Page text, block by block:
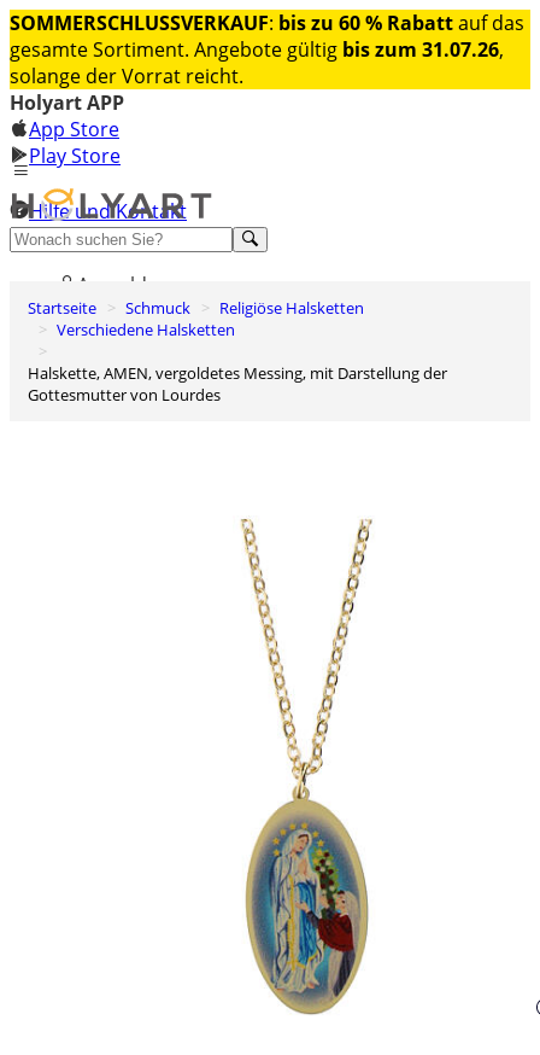
SOMMERSCHLUSSVERKAUF: bis zu 60 % Rabattauf das
gesamte Sortiment. Angebote gültig bis zum 31.07.26,
solange der Vorrat reicht.
Holyart APP
App Store
Play Store
Hilfe und Kontakt
Entdecken Sie Premium
Anmelden
Wunschliste
Warenkorb
Startseite Schmuck
Religiöse Halsketten
Verschiedene Halsketten
Halskette, AMEN, vergoldetes Messing, mit Darstellung der
Gottesmutter von Lourdes